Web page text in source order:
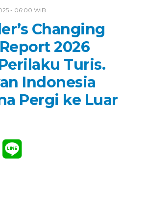
- 06:00 WIB
Changing
2026
Turis.
Indonesia
Pergi ke Luar